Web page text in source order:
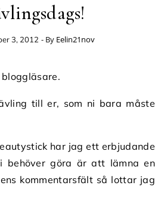
3, 2012 - By Eelin21nov
bloggläsare.
till er, som ni bara måste
har jag ett erbjudande
behöver göra är att lämna en
kommentarsfält så lottar jag